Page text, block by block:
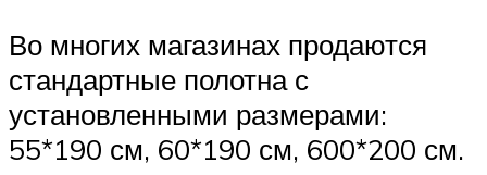
Во многих магазинах продаются
стандартные полотна с
установленными размерами:
55*190 см, 60*190 см, 600*200 см.